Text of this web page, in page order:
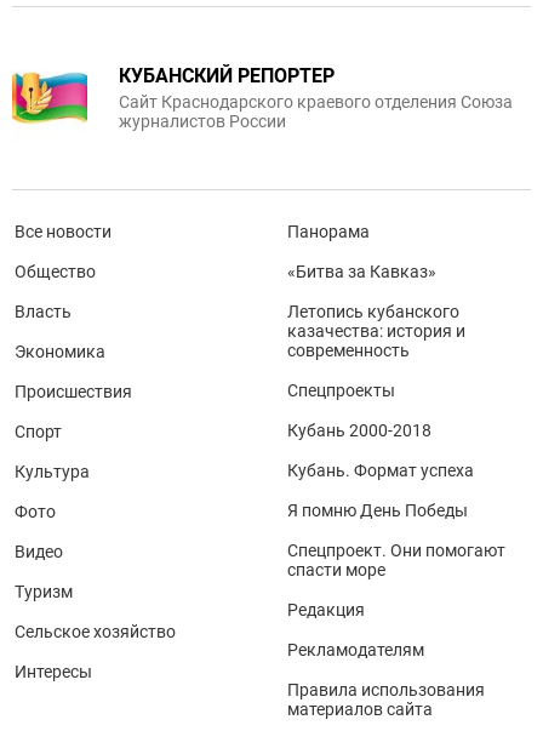
КУБАНСКИЙ РЕПОРТЕР
Сайт Краснодарского краевого отделения Союза
журналистов России
Все новости
Общество
Власть
Экономика
Происшествия
Спорт
Культура
Фото
Видео
Туризм
Сельское хозяйство
Интересы
Панорама
«Битва за Кавказ»
Летопись кубанского
казачества: история и
современность
Спецпроекты
Кубань 2000-2018
Кубань. Формат успеха
Я помню День Победы
Спецпроект. Они помогают
спасти море
Редакция
Рекламодателям
Правила использования
материалов сайта